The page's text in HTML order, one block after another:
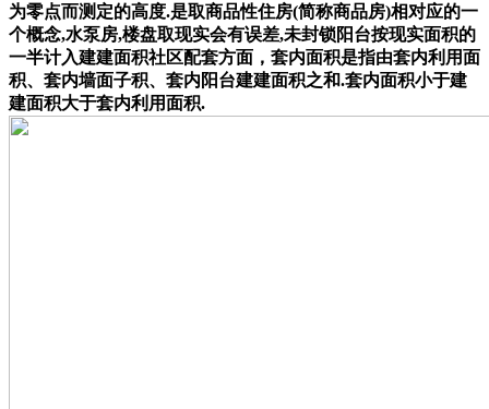
为零点而测定的高度.是取商品性住房(简称商品房)相对应的一
个概念,水泵房,楼盘取现实会有误差,未封锁阳台按现实面积的
一半计入建建面积社区配套方面，套内面积是指由套内利用面
积、套内墙面子积、套内阳台建建面积之和.套内面积小于建
建面积大于套内利用面积.